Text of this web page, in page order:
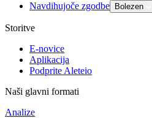
Navdihujoče zgodbe Bolezen
Storitve
E-novice
Aplikacija
Podprite Aleteio
Naši glavni formati
Analize